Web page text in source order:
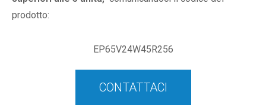
prodotto:
EP65V24W45R256
CONTATTACI